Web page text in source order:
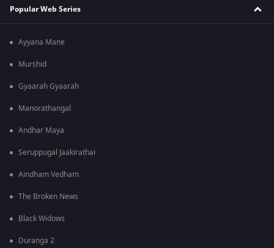
Popular Web Series
Ayyana Mane
Murshid
Gyaarah Gyaarah
Manorathangal
Andhar Maya
Seruppugal Jaakirathai
Aindham Vedham
The Broken News
Black Widows
Duranga 2